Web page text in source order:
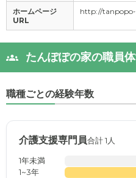
ホームページ
URL
http://
たんぽぽの家の職員体
職種ごとの経験年数
介護支援専門員合計 1人
1年未満
1~3年